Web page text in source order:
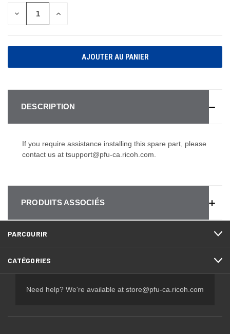
DIMINUER
QUANTITÉ
AUGMENTER
DESCRIPTION
If you require assistance installing this spare part, please
contact us at tsupport@pfu-ca.ricoh.com.
PRODUITS ASSOCIÉS
PARCOURIR
CATÉGORIES
Need help? We're available at store@pfu-ca.ricoh.com